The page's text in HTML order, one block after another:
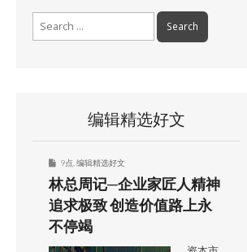
编辑精选好文
9点 编辑精选好文
林总周记─企业家匠人精神
追求极致 创造价值路上永
不停竭